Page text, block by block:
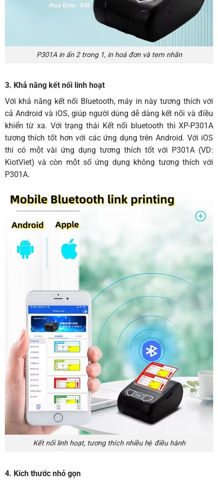
P301A in ấn 2 trong 1, in hoá đơn và tem nhãn
3. Khả năng kết nối linh hoạt
Với khả năng kết nối Bluetooth, máy in này tương thích với
cả Android và iOS, giúp người dùng dễ dàng kết nối và điều
khiển từ xa. Với trạng thái Kết nối bluetooth thì XP-P301A
tương thích tốt hơn với các ứng dụng trên Android. Với iOS
thì có một vài ứng dụng tương thích tốt với P301A (VD:
KiotViet) và còn một số ứng dụng không tương thích với
P301A.
Kết nối linh hoạt, tương thích nhiều hệ điều hành
4. Kích thước nhỏ gọn